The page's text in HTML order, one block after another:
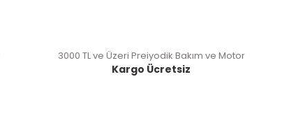
3000 TL ve Üzeri Preiyodik Bakım ve Motor
Kargo Ücretsiz